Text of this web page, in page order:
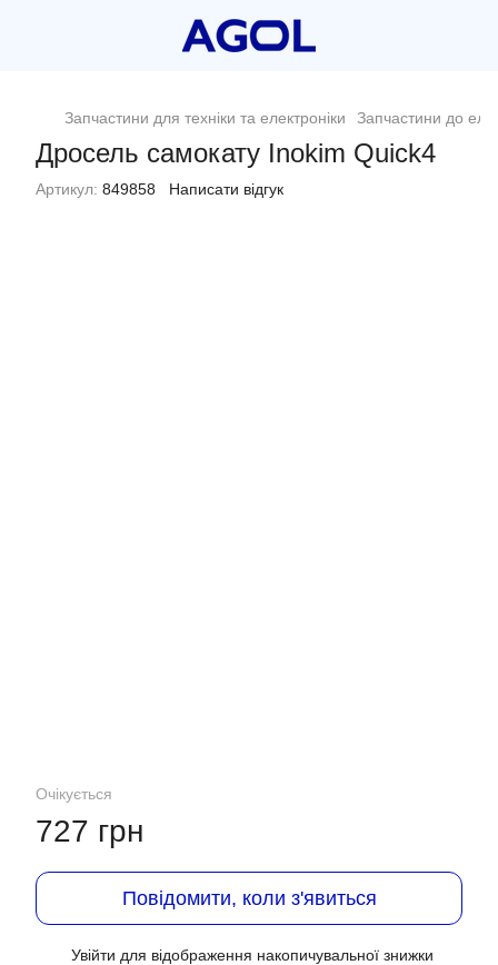
Запчастини для техніки та електроніки Запчастини до
Дросель самокату Inokim Quick4
Артикул: 849858 Написати відгук
Очікується
727 грн
Повідомити, коли з'явиться
Увійти для відображення накопичувальної знижки